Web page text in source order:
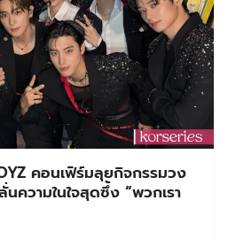
คอนเฟิร์มลุยกิจกรรมวง
วามในใจสุดซึ้ง “พวกเรา